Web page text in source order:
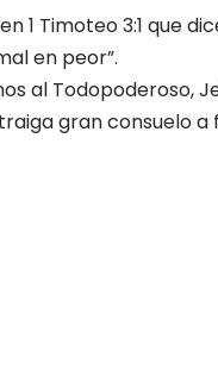
1 Timoteo 3:1 que
en peor”.
al Todopoderoso,
gran consuelo a